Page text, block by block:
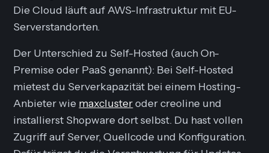
Die Cloud läuft auf AWS-Infrastruktur mit EU-
Serverstandorten.
Der Unterschied zu Self-Hosted (auch On-
Premise oder PaaS genannt): Bei Self-Hosted
mietest du Serverkapazität bei einem Hosting-
Anbieter wie maxclusteroder creoline und
installierst Shopware dort selbst. Du hast vollen
Zugriff auf Server, Quellcode und Konfiguration.